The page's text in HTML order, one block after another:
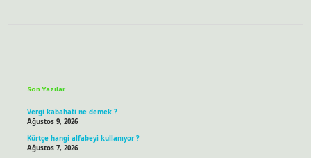
Son Yazılar
Vergi kabahati ne demek ?
Ağustos 9, 2026
Kürtçe hangi alfabeyi kullanıyor ?
Ağustos 7, 2026